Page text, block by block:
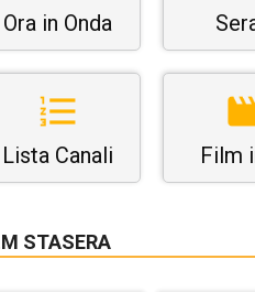
Ora in Onda
Lista Canali Film
STASERA